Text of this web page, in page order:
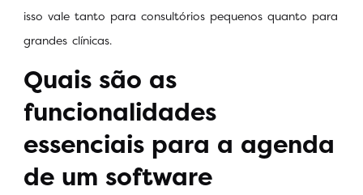
isso vale tanto para consultórios pequenos quanto para
grandes clínicas.
Quais são as
funcionalidades
essenciais para a agenda
de um software